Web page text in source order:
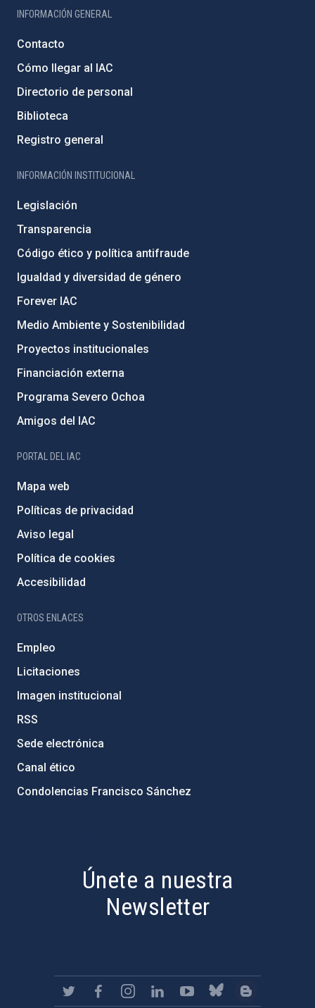
INFORMACIÓN GENERAL
Contacto
Cómo llegar al IAC
Directorio de personal
Biblioteca
Registro general
INFORMACIÓN INSTITUCIONAL
Legislación
Transparencia
Código ético y política antifraude
Igualdad y diversidad de género
Forever IAC
Medio Ambiente y Sostenibilidad
Proyectos institucionales
Financiación externa
Programa Severo Ochoa
Amigos del IAC
PORTAL DEL IAC
Mapa web
Políticas de privacidad
Aviso legal
Política de cookies
Accesibilidad
OTROS ENLACES
Empleo
Licitaciones
Imagen institucional
RSS
Sede electrónica
Canal ético
Condolencias Francisco Sánchez
Únete a nuestra
Newsletter